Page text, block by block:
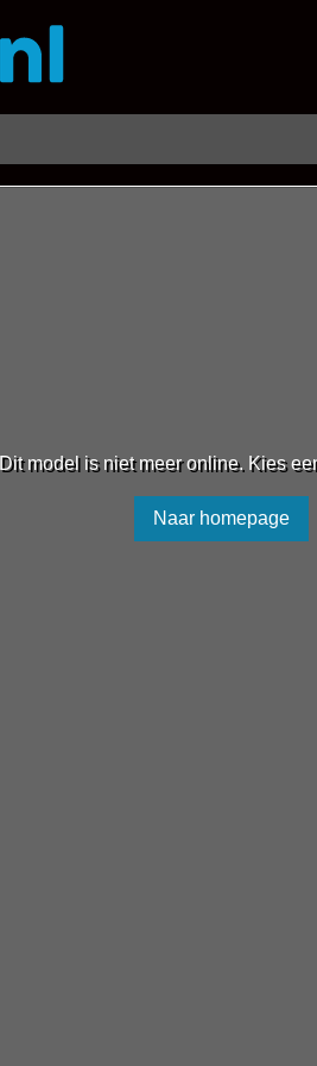
Dit model is niet meer online. Kies
Naar homepage